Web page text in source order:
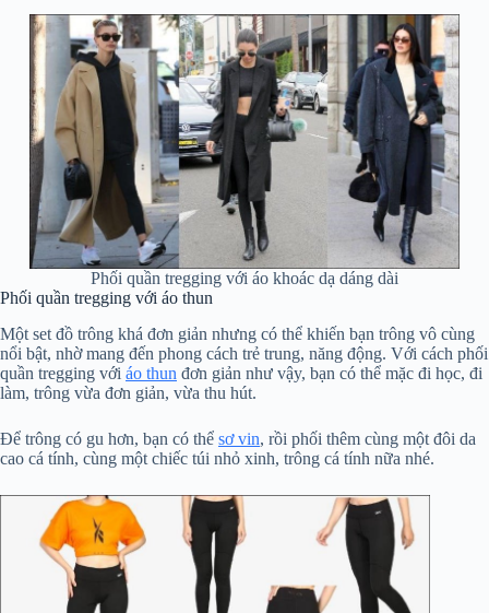
Phối quần tregging với áo khoác dạ dáng dài
Phối quần tregging với áo thun
Một set đồ trông khá đơn giản nhưng có thể khiến bạn trông vô cùng
nổi bật, nhờ mang đến phong cách trẻ trung, năng động. Với cách phối
quần tregging với áo thun đơn giản như vậy, bạn có thể mặc đi học, đi
làm, trông vừa đơn giản, vừa thu hút.
Để trông có gu hơn, bạn có thể sơ vin, rồi phối thêm cùng một đôi da
cao cá tính, cùng một chiếc túi nhỏ xinh, trông cá tính nữa nhé.